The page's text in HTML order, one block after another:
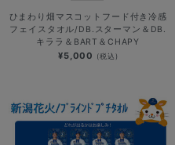
ひまわり畑マスコットフード付き冷感
フェイスタオル/DB.スターマン＆DB.
キララ＆BART＆CHAPY
¥5,000 (税込)